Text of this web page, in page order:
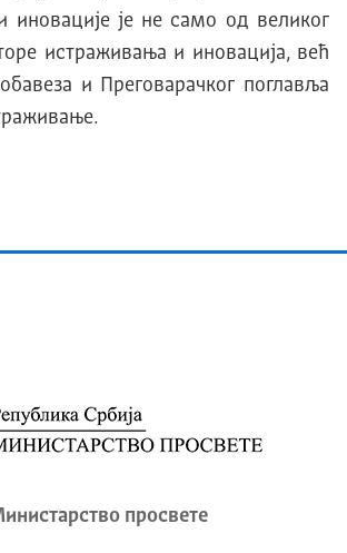
иновације је не само од великог
истраживања и иновација, већ
и Преговарачког поглавља
просвете